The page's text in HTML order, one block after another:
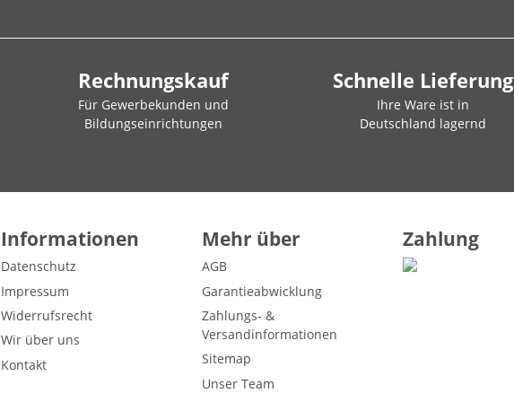
Rechnungskauf
Für Gewerbekunden und
Bildungseinrichtungen
Schnelle Lieferung
Ihre Ware ist in
Deutschland lagernd
Informationen
Datenschutz
Impressum
Widerrufsrecht
Wir über uns
Kontakt
Mehr über
AGB
Garantieabwicklung
Zahlungs- &
Versandinformationen
Sitemap
Unser Team
Zahlung